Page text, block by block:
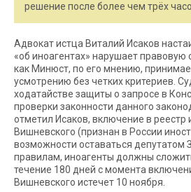
решение после более чем трёх
Адвокат истца Виталий Исаков
«об иноагентах» нарушает правовую
как Минюст, по его мнению,
усмотрению без четких критериев.
ходатайстве защиты о запросе в
проверки законности данного
отметил Исаков, включение в реестр
Вишневского (признан в России
возможности оставаться депутатом
правилам, иноагенты должны
течение 180 дней с момента
Вишневского истечет 10 ноября.